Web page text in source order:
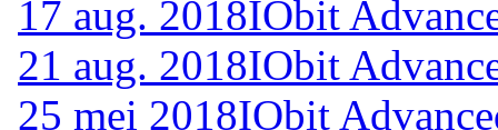
17 aug. 2018IObit
21 aug. 2018IObit
25 mei 2018IObit